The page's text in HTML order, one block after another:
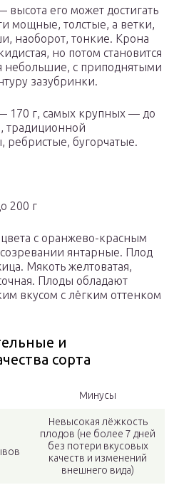
его может достигать
мощные, толстые, а ветки,
наоборот, тонкие. Крона
но потом становится
небольшие, с приподнятыми
зазубринки.
170 г, самых крупных — до
традиционной
бугорчатые.
200 г
с оранжево-красным
янтарные. Плод
Мякоть желтоватая,
Плоды обладают
вкусом с лёгким оттенком
и
сорта
Минусы
Невысокая лёжкость
плодов (не более 7 дней
без потери вкусовых
качеств и изменений
внешнего вида)